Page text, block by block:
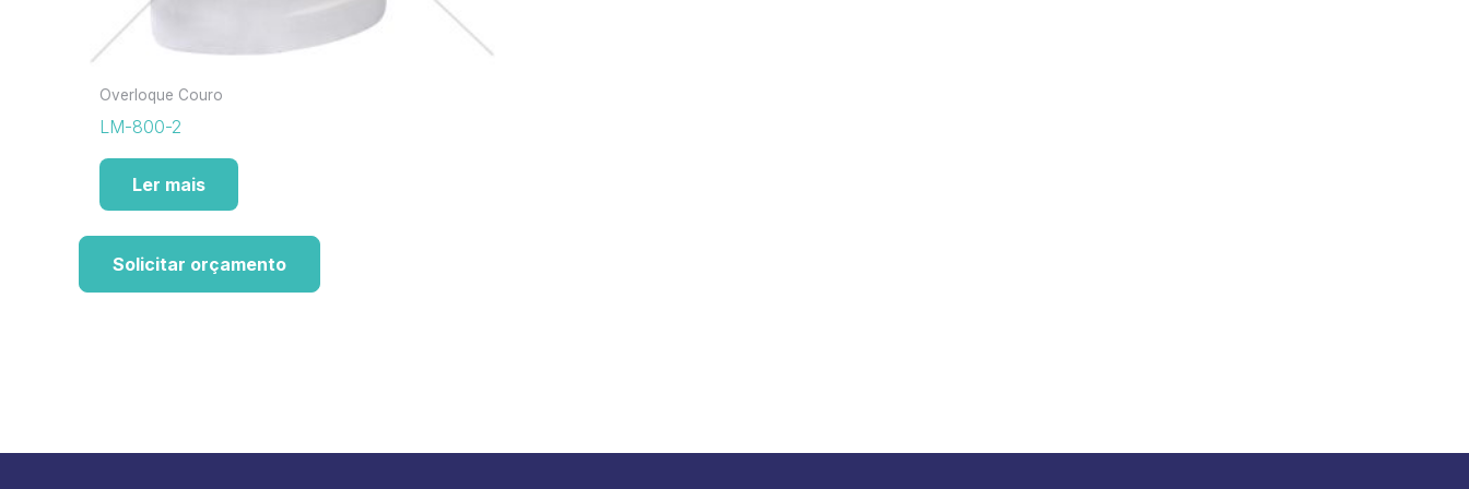
Overloque Couro
LM-800-2
Ler mais
Solicitar orçamento